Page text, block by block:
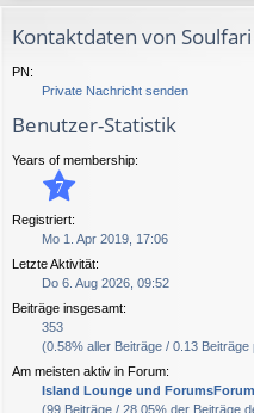
Kontaktdaten von Soulfari
PN:
Private Nachricht senden
Benutzer-Statistik
Years of membership:
7
Registriert:
Mo 1. Apr 2019, 17:06
Letzte Aktivität:
Do 6. Aug 2026, 09:52
Beiträge insgesamt:
353
(0.58% aller Beiträge / 0.13 Beiträge
Am meisten aktiv in Forum:
Island Lounge und ForumsForum
(99 Beiträge / 28.05% der Beiträge